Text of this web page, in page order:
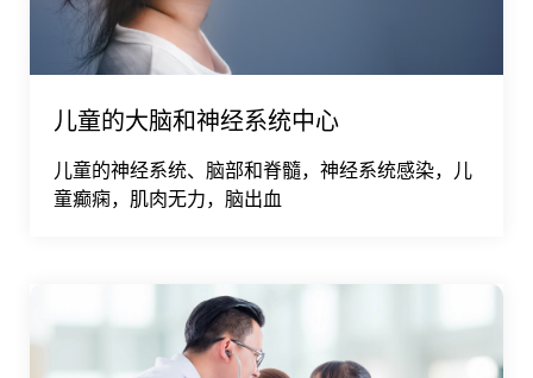
儿童的大脑和神经系统中心
儿童的神经系统、脑部和脊髓，神经系统感染，儿
童癫痫，肌肉无力，脑出血